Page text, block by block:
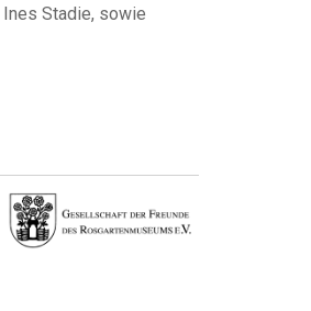
Stadie, sowie